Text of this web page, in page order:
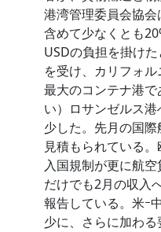
港湾管理委員会協
含めて少なくとも
USDの負担を掛け
を受け、カリフォ
最大のコンテナ港
い）ロサンゼルス
少した。先月の国
見積もられている
入国規制が更に航
だけでも2月の収入
報告している。米ｰ
少に、さらに加わる